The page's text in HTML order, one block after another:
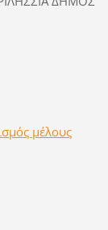
μέλους